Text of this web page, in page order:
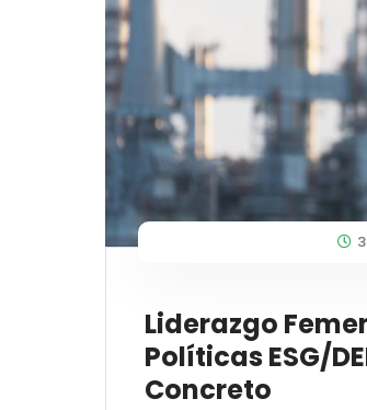
Liderazgo
Políticas ESG/
Concreto